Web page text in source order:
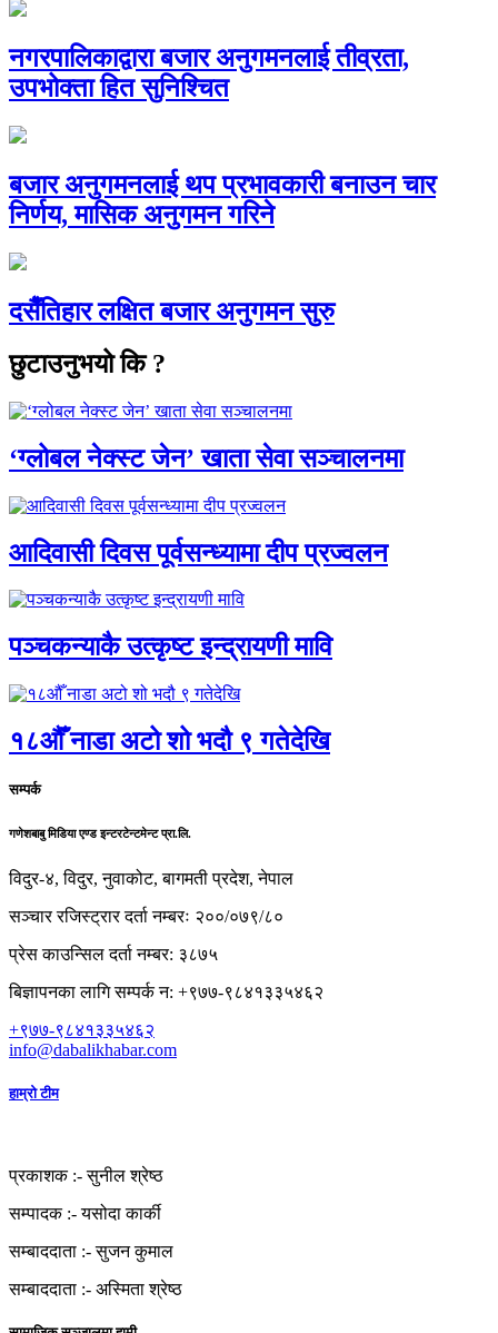
नगरपालिकाद्वारा बजार अनुगमनलाई तीव्रता,
उपभोक्ता हित सुनिश्चित
बजार अनुगमनलाई थप प्रभावकारी बनाउन चार
निर्णय, मासिक अनुगमन गरिने
दसैँतिहार लक्षित बजार अनुगमन सुरु
छुटाउनुभयो कि ?
‘ग्लोबल नेक्स्ट जेन’ खाता सेवा सञ्चालनमा
आदिवासी दिवस पूर्वसन्ध्यामा दीप प्रज्वलन
पञ्चकन्याकै उत्कृष्ट इन्द्रायणी मावि
१८औँ नाडा अटो शो भदौ ९ गतेदेखि
सम्पर्क
गणेशबाबु मिडिया एण्ड इन्टरटेन्टमेन्ट प्रा.लि.
विदुर-४, विदुर, नुवाकोट, बागमती प्रदेश, नेपाल
सञ्चार रजिस्ट्रार दर्ता नम्बरः २००/०७९/८०
प्रेस काउन्सिल दर्ता नम्बर: ३८७५
बिज्ञापनका लागि सम्पर्क न: +९७७-९८४१३३५४६२
+९७७-९८४१३३५४६२
info@dabalikhabar.com
हाम्रो टीम
प्रकाशक :-सुनील श्रेष्ठ
सम्पादक :-यसोदा कार्की
सम्बाददाता :-सुजन कुमाल
सम्बाददाता :- अस्मिता श्रेष्ठ